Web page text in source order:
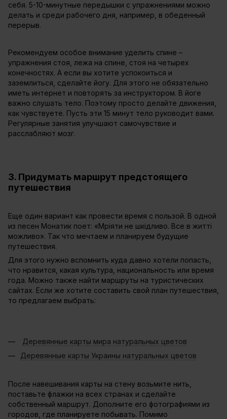
себя. 5-10-минутные передышки с упражнениями можно
делать и среди рабочего дня, например, в обеденный
перерыв.
Рекомендуем особое внимание уделить спине –
упражнения стоя, лежа на спине, стоя на четырех
конечностях. А если вы хотите успокоиться и
заземлиться, сделайте йогу. Для этого не обязательно
иметь интернет и повторять за инструктором. В йоге
важно слушать тело. Поэтому просто делайте движения,
как чувствуете. Пусть эти 15 минут тело руководит вами.
Регулярные занятия улучшают самочувствие и
расслабляют мозг.
3. Придумать маршрут предстоящего
путешествия
Еще один вариант как провести время с пользой. В одной
из песен Монатик поет: «Мріяти не шкідливо. Все в житті
можливо». Так что мечтаем и планируем будущие
путешествия.
Для этого нужно вспомнить куда давно хотели попасть,
что нравится, какая культура, национальность или время
года. Можно также найти маршруты на туристических
сайтах. Если же хотите составить свой план путешествия,
то предлагаем выбрать:
Деревянные карты мира натуральных цветов
Деревянные карты Украины натуральных цветов
После навешивания карты на стену возьмите нить,
поставьте флажки на всех странах и сделайте
собственный маршрут. Дополните его фотографиями из
городов, где планируете побывать. Помимо